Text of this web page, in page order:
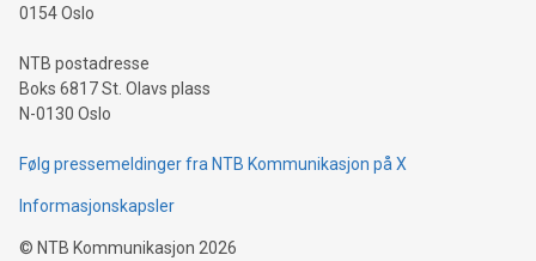
0154 Oslo
NTB postadresse
Boks 6817 St. Olavs plass
N-0130 Oslo
Følg pressemeldinger fra NTB Kommunikasjon på X
Informasjonskapsler
© NTB Kommunikasjon 2026